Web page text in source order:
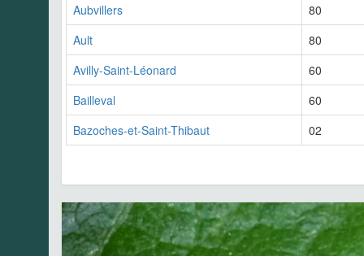
Aubvillers
80
Ault
80
Avilly-Saint-Léonard
60
Bailleval
60
Bazoches-et-Saint-Thibaut
02